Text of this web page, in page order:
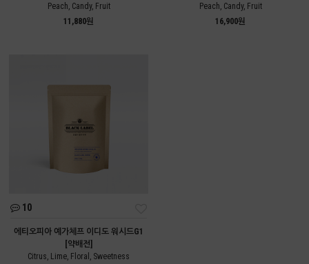
Peach, Candy, Fruit
11,880원
Peach, Candy, Fruit
16,900원
10
에티오피아 예가체프 이디도 워시드G1
[약배전]
Citrus, Lime, Floral, Sweetness